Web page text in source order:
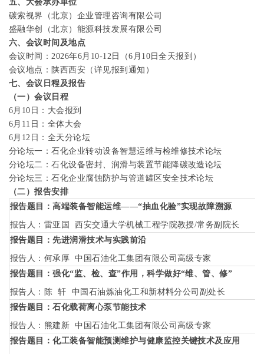
五、大会承办单位
碳索视界（北京）企业管理咨询有限公司
盛融华创（北京）能源科技发展有限公司
六、会议时间及地点
会议时间：2026年6月 10-12 日（6 月 10 日全天报到）
会议地点：陕西西安（详见报到通知）
七、会议日程及报告
（一）会议日程
6月 10 日：大会报到
6月 11 日：全体大会
6月 12 日：全天分论坛
分论坛一：石化企业转动设备智慧运维与检维修技术论坛
分论坛二：石化设备密封、润滑与装置节能降碳改造论坛
分论坛三：石化企业腐蚀防护与管道罐区安全技术论坛
（二）报告安排
报告题目：高端装备智能运维——“抽血化验”实现故障溯源
报告人：雷亚国 西安交通大学机械工程学院教授/常务副院长
报告题目：先进润滑技术与实践前沿
报告人：何承厚
中国石油化工集团有限公司高级专家
报告题目：强化“监、检、查”作用，科学做好“维、管、修”
报告人：陈 轩
中国石油炼油化工和新材料分公司副处长
报告题目：石化载荷离心泵节能技术
报告人： 熊建新
中国石油化工集团有限公司高级专家
报告题目：化工装备智能预测维护与健康监控关键技术及应用